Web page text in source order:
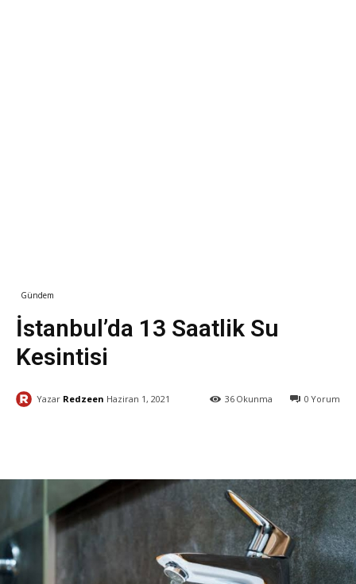
Gündem
İstanbul’da 13 Saatlik Su
Kesintisi
Yazar Redzeen Haziran 1, 2021 0 Yorum
36 Okunma